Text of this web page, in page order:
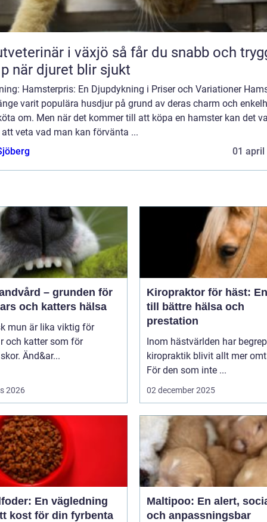
i växjö så får du snabb och trygg
när djuret blir sjukt
Hamsterpris: En Djupdykning i Priser och Variationer
varit populära husdjur på grund av deras charm och
om. Men när det kommer till att köpa en hamster kan det
veta vad man kan förvänta ...
01 april
– grunden för
och katters hälsa
mun är lika viktig för
och katter som för
Änd&ar...
2026
Kiropraktor för häst:
till bättre hälsa och
prestation
Inom hästvärlden har
kiropraktik blivit allt mer
För den som inte ...
02 december 2025
En vägledning
kost för din fyrbenta
Maltipoo: En alert,
och anpassningsbar